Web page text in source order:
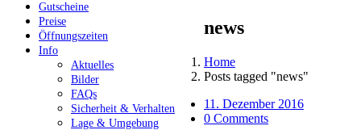
Gutscheine
Preise
Öffnungszeiten
Info
Aktuelles
Bilder
FAQs
Sicherheit & Verhalten
Lage & Umgebung
news
Home
Posts tagged "news"
11. Dezember 2016
0 Comments